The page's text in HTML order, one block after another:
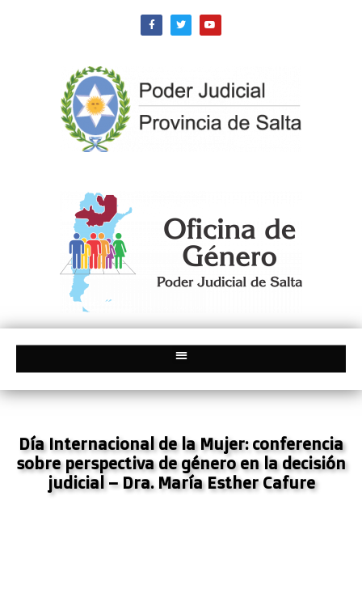
Día Internacional de la Mujer: conferencia
sobre perspectiva de género en la decisión
judicial – Dra. María Esther Cafure